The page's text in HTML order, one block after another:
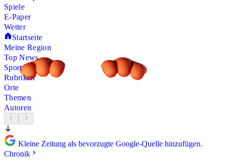
Spiele
E-Paper
Wetter
Startseite
Meine Region
Top News
Sport
Rubriken
Orte
Themen
Autoren
Kleine Zeitung als bevorzugte Google-Quelle hinzufügen.
Chronik